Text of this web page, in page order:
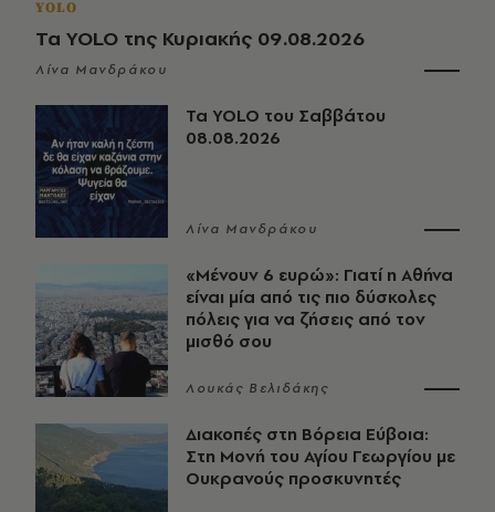
YOLO
Τα YOLO της Κυριακής 09.08.2026
Λίνα Μανδράκου
Τα YOLO του Σαββάτου
08.08.2026
Λίνα Μανδράκου
«Μένουν 6 ευρώ»: Γιατί η Αθήνα
είναι μία από τις πιο δύσκολες
πόλεις για να ζήσεις από τον
μισθό σου
Λουκάς Βελιδάκης
Διακοπές στη Βόρεια Εύβοια:
Στη Μονή του Αγίου Γεωργίου με
Ουκρανούς προσκυνητές